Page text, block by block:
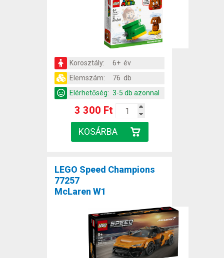
Korosztály:
6+ év
Elemszám:
76 db
Elérhetőség: 3-5 db azonnal
3 300 Ft
LEGO Speed Champions
77257
McLaren W1